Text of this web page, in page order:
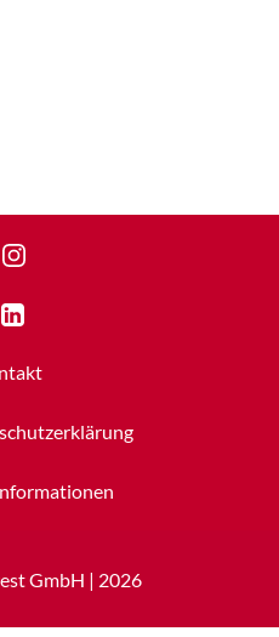
GmbH | 2026
instagram
linkedin